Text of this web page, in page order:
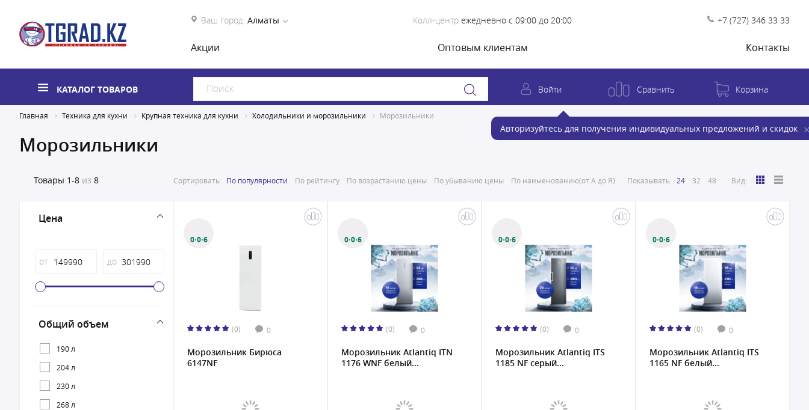
Ваш город: Алматы Колл-центр ежедневно с 09:00 до 20:00 +7 (727) 346 33 33
Акции Оптовым клиентам Контакты
КАТАЛОГ ТОВАРОВ Войти
Авторизуйтесь для получения индивидуальных предложений и скидок
Сравнить Корзина
Главная Техника для кухни Крупная техника для кухни Холодильники и морозильники Морозильники
Морозильники
Товары 1-8 из 8 Сортировать: По популярности По рейтингу По возрастанию цены По убыванию цены По наименованию(от А до Я) Показывать: 24 32 48 Вид:
Цена
от до
Общий объем
190 л
204 л
230 л
268 л
0·0·6
(0) 0
Морозильник Бирюса
6147NF
0·0·6
(0) 0
Морозильник Atlantiq ITN
1176 WNF белый...
0·0·6
(0) 0
Морозильник Atlantiq ITS
1185 NF серый...
0·0·6
(0) 0
Морозильник Atlantiq ITS
1165 NF белый...